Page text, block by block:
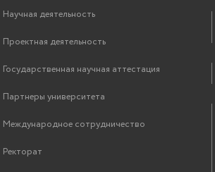
Научная деятельность
Проектная деятельность
Государственная научная аттестация
Партнеры университета
Международное сотрудничество
Ректорат